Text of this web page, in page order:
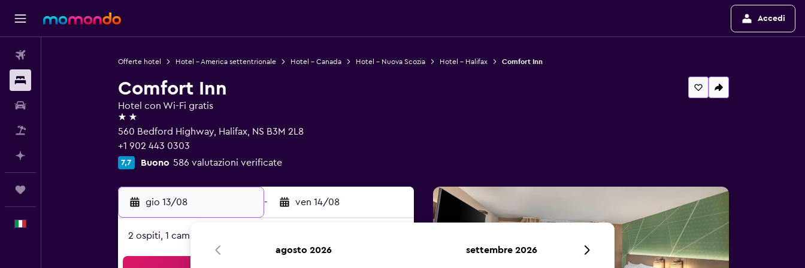
Accedi
Offerte hotel Hotel - America settentrionale Hotel - Canada Hotel - Nuova Scozia Hotel - Halifax Comfort Inn
Comfort Inn
Hotel con Wi-Fi gratis
2 stelle
560 Bedford Highway, Halifax, NS B3M 2L8
+1 902 443 0303
7,7 Buono 586 valutazioni verificate
gio 13/08 - ven 14/08
2 ospiti, 1 camera
agosto 2026 settembre 2026